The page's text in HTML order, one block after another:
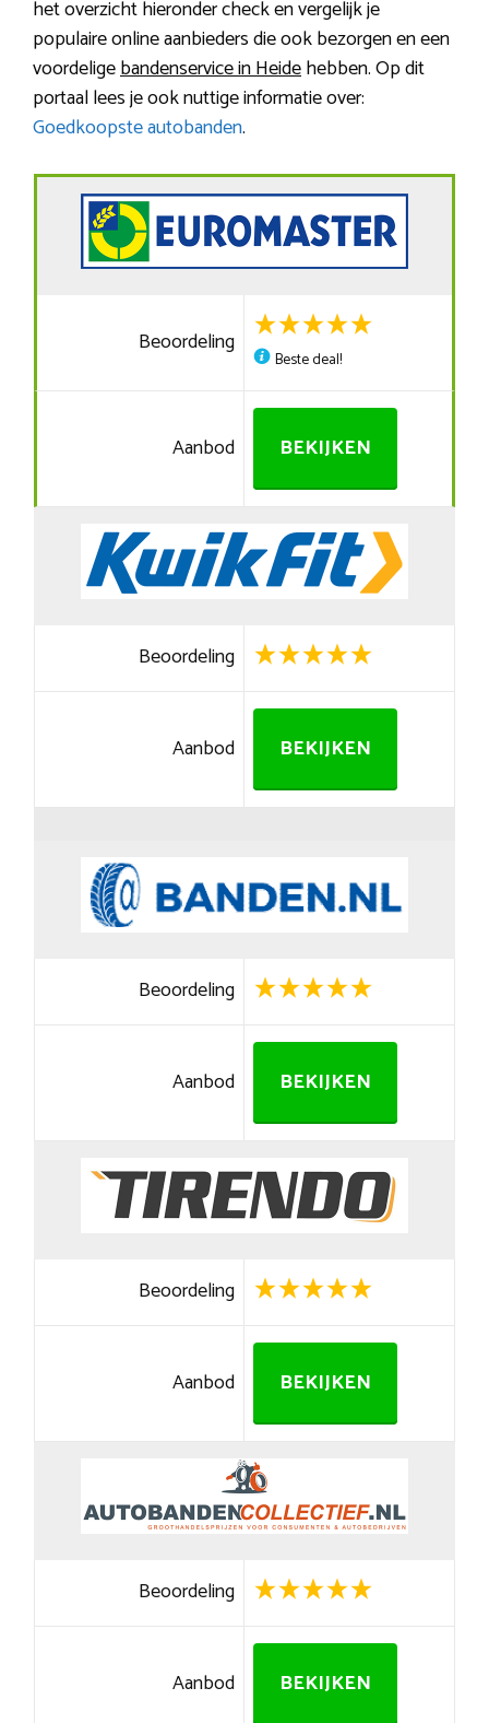
het overzicht hieronder check en vergelijk je
populaire online aanbieders die ook bezorgen en een
voordeligebandenservice in Heidehebben. Op dit
portaal lees je ook nuttige informatie over:
Goedkoopste autobanden.
Beoordeling
Beste deal!
Aanbod BEKIJKEN
Beoordeling
Aanbod BEKIJKEN
Beoordeling
Aanbod BEKIJKEN
Beoordeling
Aanbod BEKIJKEN
Beoordeling
Aanbod BEKIJKEN